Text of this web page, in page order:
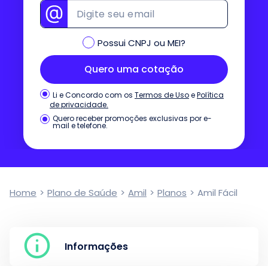
Possui CNPJ ou MEI?
Quero uma cotação
Li e Concordo com os Termos de UsoePolítica
de privacidade.
Quero receber promoções exclusivas por e-
mail e telefone.
Home > Plano de Saúde > Amil > Planos > Amil Fácil
Informações